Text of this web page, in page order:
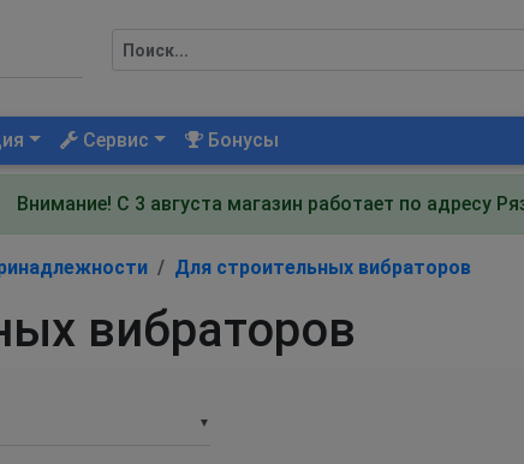
Сервис Бонусы
Внимание! С 3 августа магазин работает по адресу
Для строительных вибраторов
вибраторов
▼